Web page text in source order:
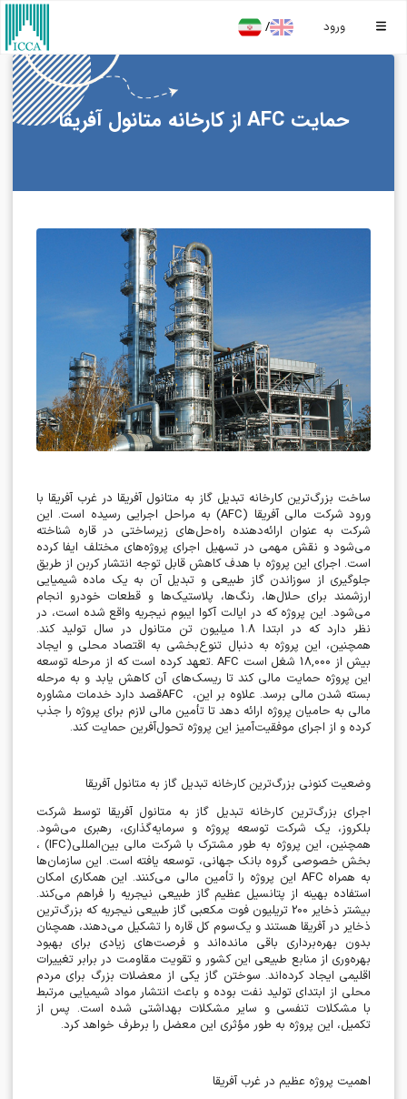
ورود /
حمایت AFC از کارخانه متانول آفریقا
ساخت بزرگ‌ترین کارخانه تبدیل گاز به متانول آفریقا در غرب آفریقا با
ورود شرکت مالی آفریقا (AFC) به مراحل اجرایی رسیده است. این
شرکت به عنوان ارائه‌دهنده راه‌حل‌های زیرساختی در قاره شناخته
می‌شود و نقش مهمی در تسهیل اجرای پروژه‌های مختلف ایفا کرده
است. اجرای این پروژه با هدف کاهش قابل توجه انتشار کربن از طریق
جلوگیری از سوزاندن گاز طبیعی و تبدیل آن به یک ماده شیمیایی
ارزشمند برای حلال‌ها، رنگ‌ها، پلاستیک‌ها و قطعات خودرو انجام
می‌شود. این پروژه که در ایالت آکوا ایبوم نیجریه واقع شده است، در
نظر دارد که در ابتدا 1.8 میلیون تن متانول در سال تولید کند.
همچنین، این پروژه به دنبال تنوع‌بخشی به اقتصاد محلی و ایجاد
بیش از 18,000 شغل است
. AFCتعهد کرده است که از مرحله توسعه
این پروژه حمایت مالی کند تا ریسک‌های آن کاهش یابد و به مرحله
بسته شدن مالی برسد. علاوه بر این، AFCقصد دارد خدمات مشاوره
مالی به حامیان پروژه ارائه دهد تا تأمین مالی لازم برای پروژه را جذب
کرده و از اجرای موفقیت‌آمیز این پروژه تحول‌آفرین حمایت کند.
وضعیت کنونی بزرگ‌ترین کارخانه تبدیل گاز به متانول آفریقا
اجرای بزرگ‌ترین کارخانه تبدیل گاز به متانول آفریقا توسط شرکت
بلکروز، یک شرکت توسعه پروژه و سرمایه‌گذاری، رهبری می‌شود.
همچنین، این پروژه به طور مشترک با شرکت مالی بین‌المللی(IFC) ،
بخش خصوصی گروه بانک جهانی، توسعه یافته است. این سازمان‌ها
به همراه AFC این پروژه را تأمین مالی می‌کنند. این همکاری امکان
استفاده بهینه از پتانسیل عظیم گاز طبیعی نیجریه را فراهم می‌کند.
بیشتر ذخایر 200 تریلیون فوت مکعبی گاز طبیعی نیجریه که بزرگ‌ترین
ذخایر در آفریقا هستند و یک‌سوم کل قاره را تشکیل می‌دهند، همچنان
بدون بهره‌برداری باقی مانده‌اند و فرصت‌های زیادی برای بهبود
بهره‌وری از منابع طبیعی این کشور و تقویت مقاومت در برابر تغییرات
اقلیمی ایجاد کرده‌اند. سوختن گاز یکی از معضلات بزرگ برای مردم
محلی از ابتدای تولید نفت بوده و باعث انتشار مواد شیمیایی مرتبط
با مشکلات تنفسی و سایر مشکلات بهداشتی شده است. پس از
تکمیل، این پروژه به طور مؤثری این معضل را برطرف خواهد کرد.
اهمیت پروژه عظیم در غرب آفریقا